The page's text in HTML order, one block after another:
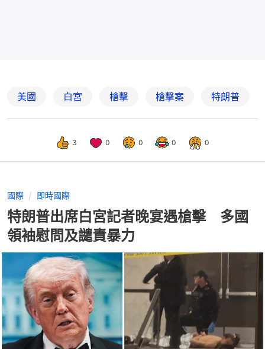
美國 白宮 槍擊 槍擊案 特朗普
3 0 0 0 0
國際 即時國際
特朗普出席白宮記者晚宴遇槍擊 多國
領袖慰問及譴責暴力